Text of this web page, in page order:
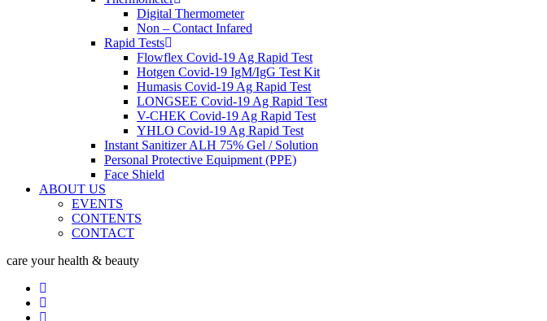
Digital Thermometer
Non – Contact Infared
Rapid Tests
Flowflex Covid-19 Ag Rapid Test
Hotgen Covid-19 IgM/IgG Test Kit
Humasis Covid-19 Ag Rapid Test
LONGSEE Covid-19 Ag Rapid Test
V-CHEK Covid-19 Ag Rapid Test
YHLO Covid-19 Ag Rapid Test
Instant Sanitizer ALH 75% Gel / Solution
Personal Protective Equipment (PPE)
Face Shield
ABOUT US
EVENTS
CONTENTS
CONTACT
care your health & beauty